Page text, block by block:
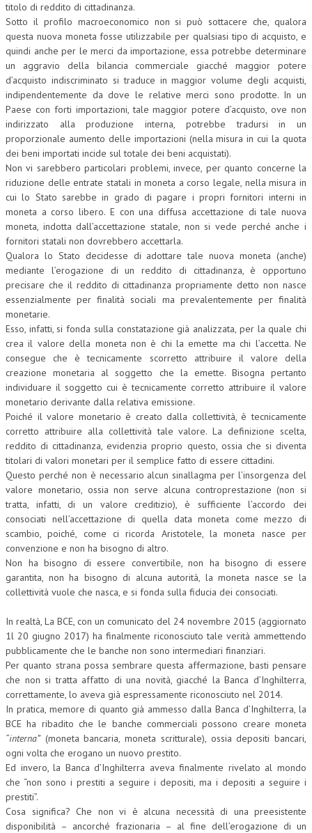
titolo di reddito di cittadinanza.
Sotto il profilo macroeconomico non si può sottacere che, qualora
questa nuova moneta fosse utilizzabile per qualsiasi tipo di acquisto, e
quindi anche per le merci da importazione, essa potrebbe determinare
un aggravio della bilancia commerciale giacché maggior potere
d’acquisto indiscriminato si traduce in maggior volume degli acquisti,
indipendentemente da dove le relative merci sono prodotte. In un
Paese con forti importazioni, tale maggior potere d’acquisto, ove non
indirizzato alla produzione interna, potrebbe tradursi in un
proporzionale aumento delle importazioni (nella misura in cui la quota
dei beni importati incide sul totale dei beni acquistati).
Non vi sarebbero particolari problemi, invece, per quanto concerne la
riduzione delle entrate statali in moneta a corso legale, nella misura in
cui lo Stato sarebbe in grado di pagare i propri fornitori interni in
moneta a corso libero. E con una diffusa accettazione di tale nuova
moneta, indotta dall’accettazione statale, non si vede perché anche i
fornitori statali non dovrebbero accettarla.
Qualora lo Stato decidesse di adottare tale nuova moneta (anche)
mediante l’erogazione di un reddito di cittadinanza, è opportuno
precisare che il reddito di cittadinanza propriamente detto non nasce
essenzialmente per finalità sociali ma prevalentemente per finalità
monetarie.
Esso, infatti, si fonda sulla constatazione già analizzata, per la quale chi
crea il valore della moneta non è chi la emette ma chi l’accetta. Ne
consegue che è tecnicamente scorretto attribuire il valore della
creazione monetaria al soggetto che la emette. Bisogna pertanto
individuare il soggetto cui è tecnicamente corretto attribuire il valore
monetario derivante dalla relativa emissione.
Poiché il valore monetario è creato dalla collettività, è tecnicamente
corretto attribuire alla collettività tale valore. La definizione scelta,
reddito di cittadinanza, evidenzia proprio questo, ossia che si diventa
titolari di valori monetari per il semplice fatto di essere cittadini.
Questo perché non è necessario alcun sinallagma per l’insorgenza del
valore monetario, ossia non serve alcuna controprestazione (non si
tratta, infatti, di un valore creditizio), è sufficiente l’accordo dei
consociati nell’accettazione di quella data moneta come mezzo di
scambio, poiché, come ci ricorda Aristotele, la moneta nasce per
convenzione e non ha bisogno di altro.
Non ha bisogno di essere convertibile, non ha bisogno di essere
garantita, non ha bisogno di alcuna autorità, la moneta nasce se la
collettività vuole che nasca, e si fonda sulla fiducia dei consociati.
In realtà, La BCE, con un comunicato del 24 novembre 2015 (aggiornato
1l 20 giugno 2017) ha finalmente riconosciuto tale verità ammettendo
pubblicamente che le banche non sono intermediari finanziari.
Per quanto strana possa sembrare questa affermazione, basti pensare
che non si tratta affatto di una novità, giacché la Banca d’Inghilterra,
correttamente, lo aveva già espressamente riconosciuto nel 2014.
In pratica, memore di quanto già ammesso dalla Banca d’Inghilterra, la
BCE ha ribadito che le banche commerciali possono creare moneta
“interna”(moneta bancaria, moneta scritturale), ossia depositi bancari,
ogni volta che erogano un nuovo prestito.
Ed invero, la Banca d’Inghilterra aveva finalmente rivelato al mondo
che “non sono i prestiti a seguire i depositi, ma i depositi a seguire i
prestiti”.
Cosa significa? Che non vi è alcuna necessità di una preesistente
disponibilità – ancorché frazionaria – al fine dell’erogazione di un